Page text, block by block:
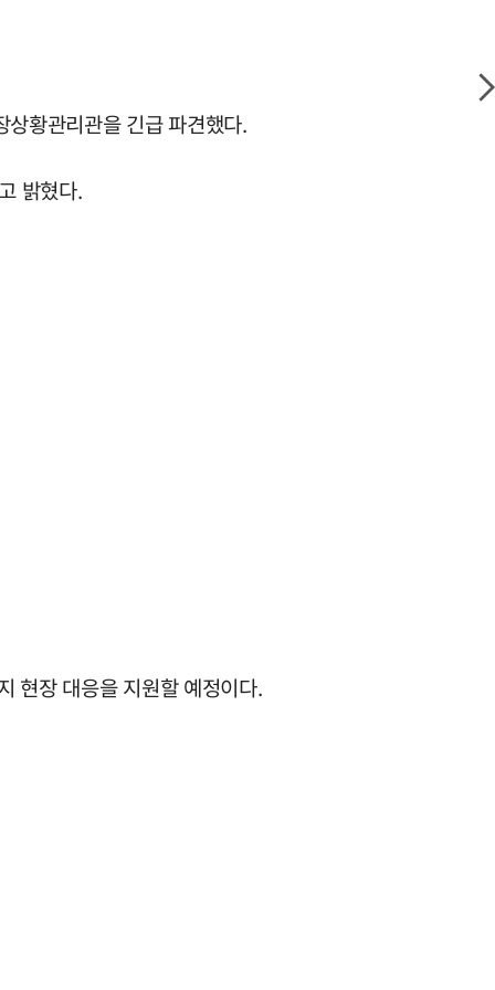
황관리관을 긴급 파견했다.
밝혔다.
현장 대응을 지원할 예정이다.